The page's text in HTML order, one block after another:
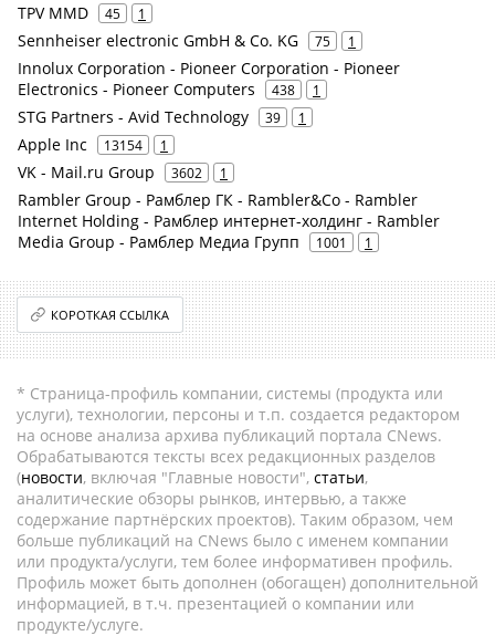
TPV MMD 45 1
Sennheiser electronic GmbH & Co. KG 75 1
Innolux Corporation - Pioneer Corporation - Pioneer
Electronics - Pioneer Computers
438 1
STG Partners - Avid Technology 39 1
Apple Inc 13154 1
VK - Mail.ru Group 3602 1
Rambler Group - Рамблер ГК - Rambler&Co - Rambler
Internet Holding - Рамблер интернет-холдинг - Rambler
Media Group - Рамблер Медиа Групп
1001 1
КОРОТКАЯ ССЫЛКА
* Страница-профиль компании, системы (продукта или
услуги), технологии, персоны и т.п. создается редактором
на основе анализа архива публикаций портала CNews.
Обрабатываются тексты всех редакционных разделов
(новости, включая "Главные новости", статьи,
аналитические обзоры рынков, интервью, а также
содержание партнёрских проектов). Таким образом, чем
больше публикаций на CNews было с именем компании
или продукта/услуги, тем более информативен профиль.
Профиль может быть дополнен (обогащен) дополнительной
информацией, в т.ч. презентацией о компании или
продукте/услуге.